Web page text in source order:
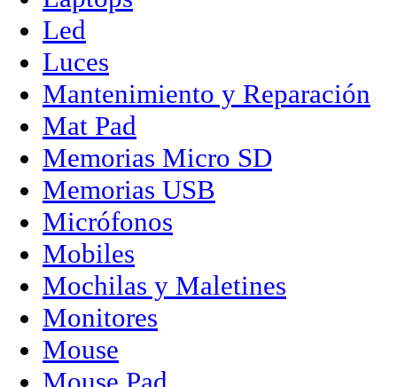
Led
Luces
Mantenimiento y Reparación
Mat Pad
Memorias Micro SD
Memorias USB
Micrófonos
Mobiles
Mochilas y Maletines
Monitores
Mouse